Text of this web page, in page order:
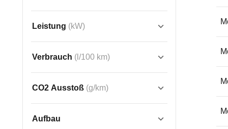
Leistung (kW)
Verbrauch (l/100 km)
CO2 Ausstoß (g/km)
Aufbau